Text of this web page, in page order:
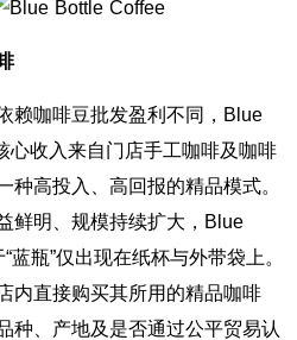
赖咖啡豆批发盈利不同，Blue
心收入来自门店手工咖啡及咖啡
种高投入、高回报的精品模式。
鲜明、规模持续扩大，Blue
蓝瓶”仅出现在纸杯与外带袋上。
内直接购买其所用的精品咖啡
种、产地及是否通过公平贸易认